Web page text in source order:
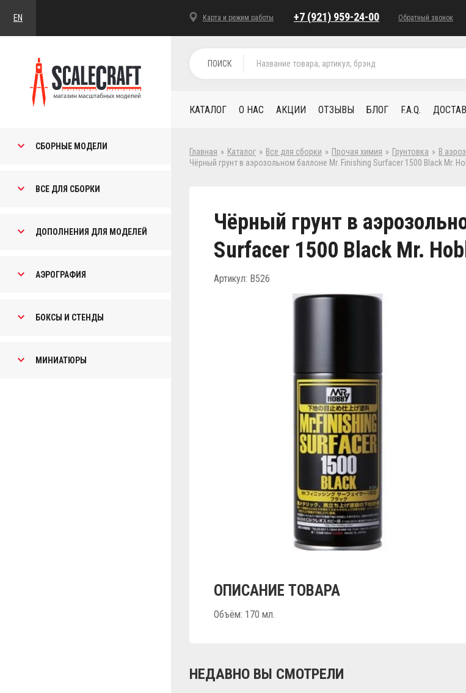
EN Карта и режим работы +7 (921) 959-24-00 Обратный звонок
СБОРНЫЕ МОДЕЛИ
ВСЕ ДЛЯ СБОРКИ
ДОПОЛНЕНИЯ ДЛЯ МОДЕЛЕЙ
АЭРОГРАФИЯ
БОКСЫ И СТЕНДЫ
МИНИАТЮРЫ
ПОИСК
КАТАЛОГ О НАС АКЦИИ ОТЗЫВЫ БЛОГ F.A.Q.
Главная » Каталог » Все для сборки » Прочая химия » Грунтовка » В
Чёрный грунт в аэрозольном баллоне Mr. Finishing Surfacer 1500 Black Mr.
Чёрный грунт в
Surfacer 1500 Black Mr.
Артикул: B526
ОПИСАНИЕ ТОВАРА
Объём: 170 мл.
НЕДАВНО ВЫ СМОТРЕЛИ